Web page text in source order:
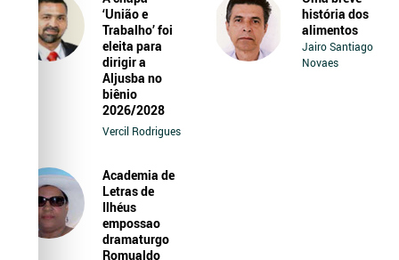
‘União e
Trabalho’ foi
eleita para
dirigir a
Aljusba no
biênio
2026/2028
Vercil Rodrigues
história dos
alimentos
Jairo Santiago
Novaes
Academia de
Letras de
Ilhéus
empossao
dramaturgo
Romualdo